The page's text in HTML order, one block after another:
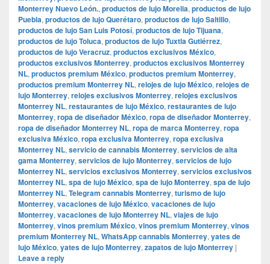
Monterrey Nuevo León., productos de lujo Morelia, productos de lujo
Puebla, productos de lujo Querétaro, productos de lujo Saltillo,
productos de lujo San Luis Potosí, productos de lujo Tijuana,
productos de lujo Toluca, productos de lujo Tuxtla Gutiérrez,
productos de lujo Veracruz, productos exclusivos México,
productos exclusivos Monterrey, productos exclusivos Monterrey
NL, productos premium México, productos premium Monterrey,
productos premium Monterrey NL, relojes de lujo México, relojes de
lujo Monterrey, relojes exclusivos Monterrey, relojes exclusivos
Monterrey NL, restaurantes de lujo México, restaurantes de lujo
Monterrey, ropa de diseñador México, ropa de diseñador Monterrey,
ropa de diseñador Monterrey NL, ropa de marca Monterrey, ropa
exclusiva México, ropa exclusiva Monterrey, ropa exclusiva
Monterrey NL, servicio de cannabis Monterrey, servicios de alta
gama Monterrey, servicios de lujo Monterrey, servicios de lujo
Monterrey NL, servicios exclusivos Monterrey, servicios exclusivos
Monterrey NL, spa de lujo México, spa de lujo Monterrey, spa de lujo
Monterrey NL, Telegram cannabis Monterrey, turismo de lujo
Monterrey, vacaciones de lujo México, vacaciones de lujo
Monterrey, vacaciones de lujo Monterrey NL, viajes de lujo
Monterrey, vinos premium México, vinos premium Monterrey, vinos
premium Monterrey NL, WhatsApp cannabis Monterrey, yates de
lujo México, yates de lujo Monterrey, zapatos de lujo Monterrey |
Leave a reply